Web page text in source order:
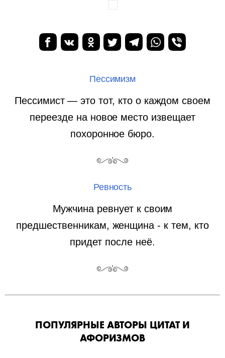
Пессимизм
Пессимист — это тот, кто о каждом своем
переезде на новое место извещает
похоронное бюро.
Ревность
Мужчина ревнует к своим
предшественникам, женщина - к тем, кто
придет после неё.
ПОПУЛЯРНЫЕ АВТОРЫ ЦИТАТ И
АФОРИЗМОВ